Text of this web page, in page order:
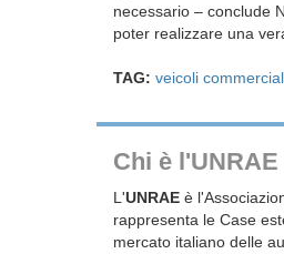
necessario – conclude
poter realizzare una
TAG: veicoli
Chi è l'UNRAE
L'UNRAE è
rappresenta le Case
mercato italiano delle